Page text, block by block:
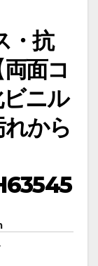
・抗
面コ
ニル
から